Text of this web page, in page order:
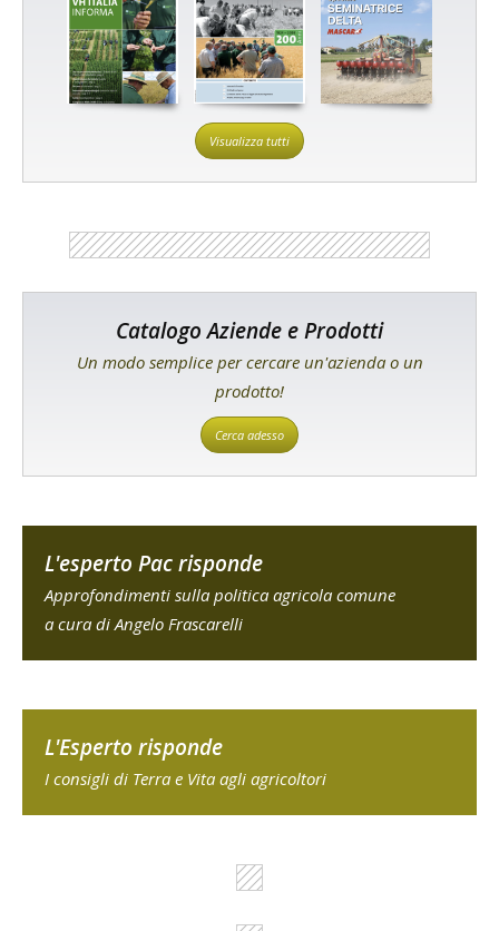
Visualizza tutti
Catalogo Aziende e Prodotti
Un modo semplice per cercare un'azienda o un
prodotto!
Cerca adesso
L'esperto Pac risponde
Approfondimenti sulla politica agricola comune
a cura di Angelo Frascarelli
L'Esperto risponde
I consigli di Terra e Vita agli agricoltori